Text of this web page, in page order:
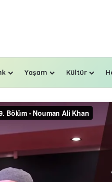
Yaşam Kültür